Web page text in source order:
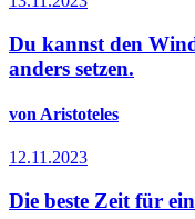
Du kannst den
anders setzen.
von Aristoteles
12.11.2023
Die beste Zeit für